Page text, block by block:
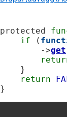
protected
if (
        ->
get
return
}